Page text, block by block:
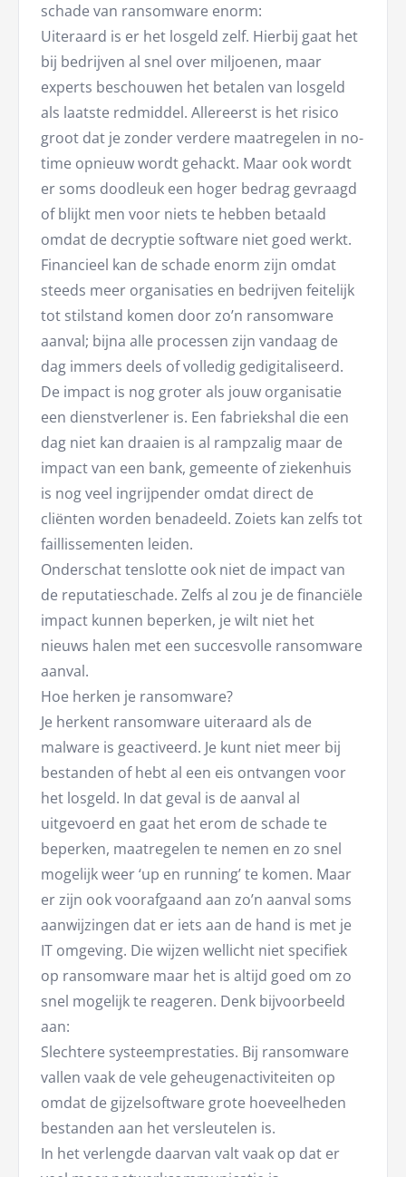
schade van ransomware enorm:
Uiteraard is er het losgeld zelf. Hierbij gaat het
bij bedrijven al snel over miljoenen, maar
experts beschouwen het betalen van losgeld
als laatste redmiddel. Allereerst is het risico
groot dat je zonder verdere maatregelen in no-
time opnieuw wordt gehackt. Maar ook wordt
er soms doodleuk een hoger bedrag gevraagd
of blijkt men voor niets te hebben betaald
omdat de decryptie software niet goed werkt.
Financieel kan de schade enorm zijn omdat
steeds meer organisaties en bedrijven feitelijk
tot stilstand komen door zo’n ransomware
aanval; bijna alle processen zijn vandaag de
dag immers deels of volledig gedigitaliseerd.
De impact is nog groter als jouw organisatie
een dienstverlener is. Een fabriekshal die een
dag niet kan draaien is al rampzalig maar de
impact van een bank, gemeente of ziekenhuis
is nog veel ingrijpender omdat direct de
cliënten worden benadeeld. Zoiets kan zelfs tot
faillissementen leiden.
Onderschat tenslotte ook niet de impact van
de reputatieschade. Zelfs al zou je de financiële
impact kunnen beperken, je wilt niet het
nieuws halen met een succesvolle ransomware
aanval.
Hoe herken je ransomware?
Je herkent ransomware uiteraard als de
malware is geactiveerd. Je kunt niet meer bij
bestanden of hebt al een eis ontvangen voor
het losgeld. In dat geval is de aanval al
uitgevoerd en gaat het erom de schade te
beperken, maatregelen te nemen en zo snel
mogelijk weer ‘up en running’ te komen. Maar
er zijn ook voorafgaand aan zo’n aanval soms
aanwijzingen dat er iets aan de hand is met je
IT omgeving. Die wijzen wellicht niet specifiek
op ransomware maar het is altijd goed om zo
snel mogelijk te reageren. Denk bijvoorbeeld
aan:
Slechtere systeemprestaties. Bij ransomware
vallen vaak de vele geheugenactiviteiten op
omdat de gijzelsoftware grote hoeveelheden
bestanden aan het versleutelen is.
In het verlengde daarvan valt vaak op dat er